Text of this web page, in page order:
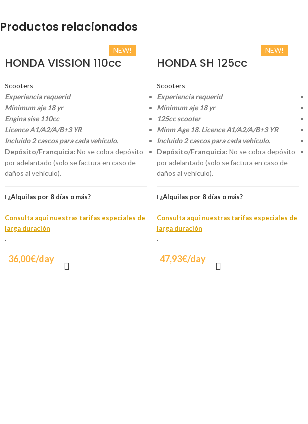
Productos relacionados
NEW!
HONDA VISSION 110cc
Scooters
Experiencia requerid
Mínimum aje 18 yr
Engina sise 110cc
Licence A1/A2/A/B+3 YR
Incluido 2 cascos para cada vehículo.
Depósito/Franquicia: No se cobra depósito
por adelantado (solo se factura en caso de
daños al vehículo).
ℹ️ ¿Alquilas por 8 días o más?
Consulta aquí nuestras tarifas especiales de
larga duración
.
36,00€/day
NEW!
HONDA SH 125cc
Scooters
Experiencia requerid
Mínimum aje 18 yr
125cc scooter
Minm Age 18. Licence A1/A2/A/B+3 YR
Incluido 2 cascos para cada vehículo.
Depósito/Franquicia: No se cobra depósito
por adelantado (solo se factura en caso de
daños al vehículo).
ℹ️ ¿Alquilas por 8 días o más?
Consulta aquí nuestras tarifas especiales de
larga duración
.
47,93€/day